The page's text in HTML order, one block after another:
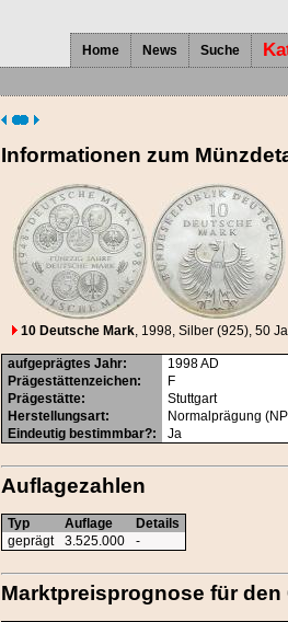
Home News Suche
Informationen zum
10 Deutsche Mark, 1998, Silber (925), 50
aufgeprägtes Jahr: 1998AD
Prägestättenzeichen:
F
Prägestätte:
Stuttgart
Herstellungsart:
Normalprägung
Eindeutig bestimmbar?: Ja
Auflagezahlen
Typ Auflage
Details
geprägt
3.525.000 -
Marktpreisprognose für den